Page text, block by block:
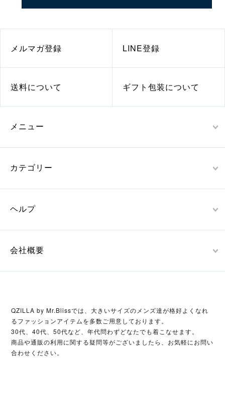
メルマガ登録 LINE登録
送料について ギフト包装について
メニュー
カテゴリー
ヘルプ
会社概要
QZILLA by Mr.Blissでは、大きいサイズのメンズ達が格好よくなれ
るファッションアイテムを多数ご用意しております。
30代、40代、50代など、年代問わずどなたでも着こなせます。
商品や通販の利用に関する疑問等がございましたら、お気軽にお問い
合わせください。